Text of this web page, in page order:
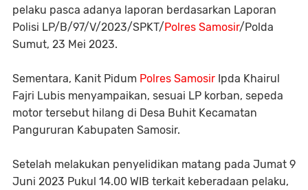
pelaku pasca adanya laporan berdasarkan Laporan
Polisi LP/B/97/V/2023/SPKT/Polres Samosir/Polda
Sumut, 23 Mei 2023.
Sementara, Kanit Pidum Polres Samosir Ipda Khairul
Fajri Lubis menyampaikan, sesuai LP korban, sepeda
motor tersebut hilang di Desa Buhit Kecamatan
Pangururan Kabupaten Samosir.
Setelah melakukan penyelidikan matang pada Jumat 9
Juni 2023 Pukul 14.00 WIB terkait keberadaan pelaku,